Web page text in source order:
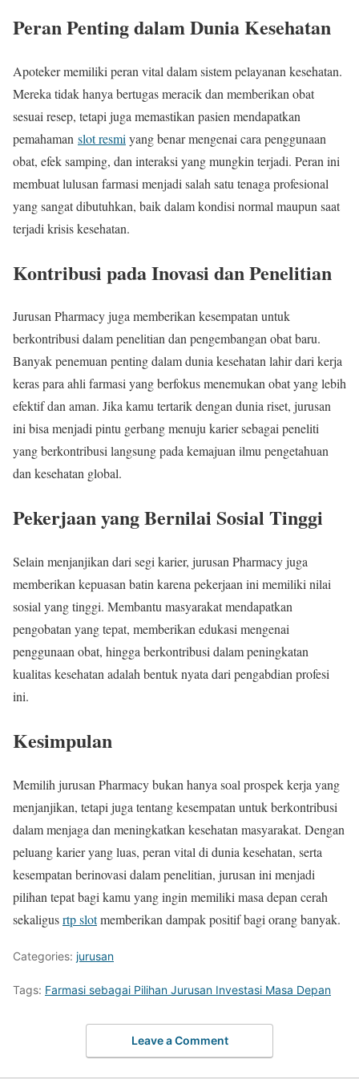
Peran Penting dalam Dunia Kesehatan
Apoteker memiliki peran vital dalam sistem pelayanan kesehatan.
Mereka tidak hanya bertugas meracik dan memberikan obat
sesuai resep, tetapi juga memastikan pasien mendapatkan
pemahaman slot resmi yang benar mengenai cara penggunaan
obat, efek samping, dan interaksi yang mungkin terjadi. Peran ini
membuat lulusan farmasi menjadi salah satu tenaga profesional
yang sangat dibutuhkan, baik dalam kondisi normal maupun saat
terjadi krisis kesehatan.
Kontribusi pada Inovasi dan Penelitian
Jurusan Pharmacy juga memberikan kesempatan untuk
berkontribusi dalam penelitian dan pengembangan obat baru.
Banyak penemuan penting dalam dunia kesehatan lahir dari kerja
keras para ahli farmasi yang berfokus menemukan obat yang lebih
efektif dan aman. Jika kamu tertarik dengan dunia riset, jurusan
ini bisa menjadi pintu gerbang menuju karier sebagai peneliti
yang berkontribusi langsung pada kemajuan ilmu pengetahuan
dan kesehatan global.
Pekerjaan yang Bernilai Sosial Tinggi
Selain menjanjikan dari segi karier, jurusan Pharmacy juga
memberikan kepuasan batin karena pekerjaan ini memiliki nilai
sosial yang tinggi. Membantu masyarakat mendapatkan
pengobatan yang tepat, memberikan edukasi mengenai
penggunaan obat, hingga berkontribusi dalam peningkatan
kualitas kesehatan adalah bentuk nyata dari pengabdian profesi
ini.
Kesimpulan
Memilih jurusan Pharmacy bukan hanya soal prospek kerja yang
menjanjikan, tetapi juga tentang kesempatan untuk berkontribusi
dalam menjaga dan meningkatkan kesehatan masyarakat. Dengan
peluang karier yang luas, peran vital di dunia kesehatan, serta
kesempatan berinovasi dalam penelitian, jurusan ini menjadi
pilihan tepat bagi kamu yang ingin memiliki masa depan cerah
sekaligusrtp slotmemberikan dampak positif bagi orang banyak.
Categories: jurusan
Tags: Farmasi sebagai Pilihan Jurusan Investasi Masa Depan
Leave a Comment